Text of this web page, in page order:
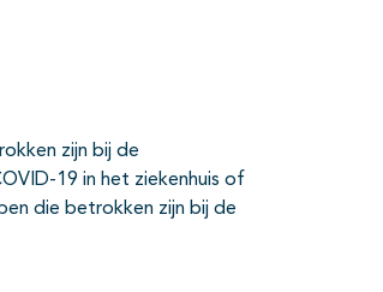
zijn bij de
19 in het ziekenhuis of
die betrokken zijn bij de